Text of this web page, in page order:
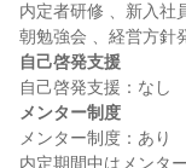
内定者研修 、新入社
自己啓発支援
メンター制度
メンター制度：あり
内定期間中はメンタ